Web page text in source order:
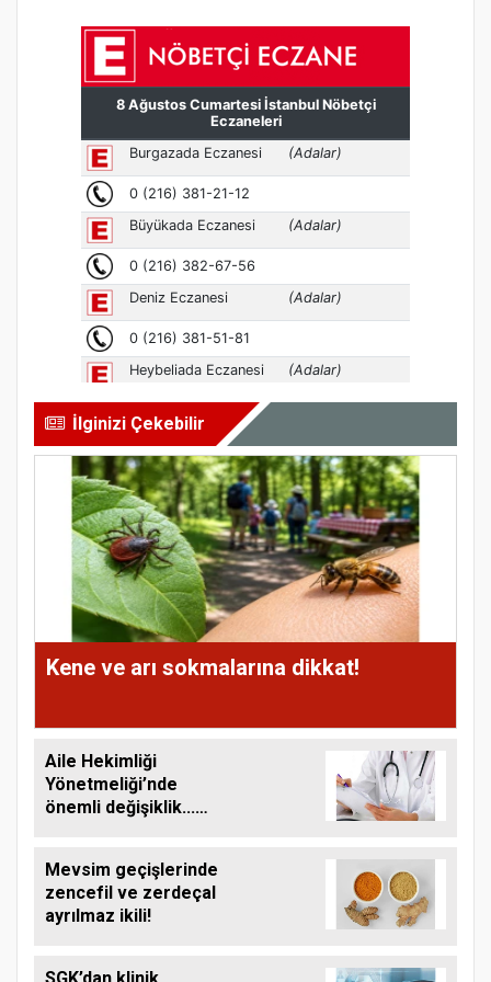
İlginizi Çekebilir
Kene ve arı sokmalarına dikkat!
Aile Hekimliği
Yönetmeliği’nde
önemli değişiklik...
Mevsim geçişlerinde
zencefil ve zerdeçal
ayrılmaz ikili!